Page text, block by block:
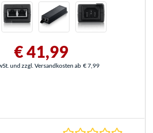
€ 41,99
und zzgl. Versandkosten ab € 7,99